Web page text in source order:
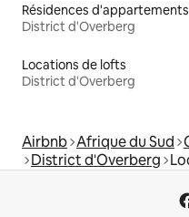
District d'Overberg
Locations de lofts
District d'Overberg
Airbnb Afrique du Sud
District d'Overberg